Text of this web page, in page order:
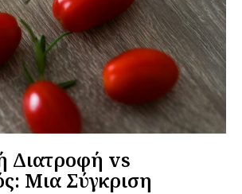
Διατροφή vs
Μια Σύγκριση